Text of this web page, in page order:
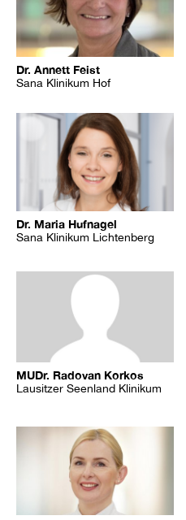
Dr. Annett Feist
Sana Klinikum Hof
Dr. Maria Hufnagel
Sana Klinikum Lichtenberg
MUDr. Radovan Korkos
Lausitzer Seenland Klinikum